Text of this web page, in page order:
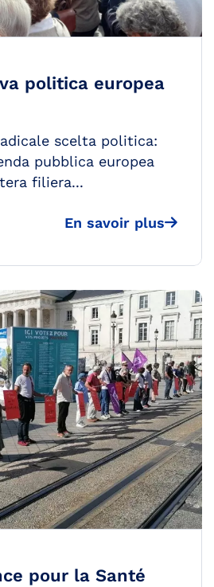
politica europea
scelta politica:
pubblica europea
filiera...
En savoir plus
pour la Santé